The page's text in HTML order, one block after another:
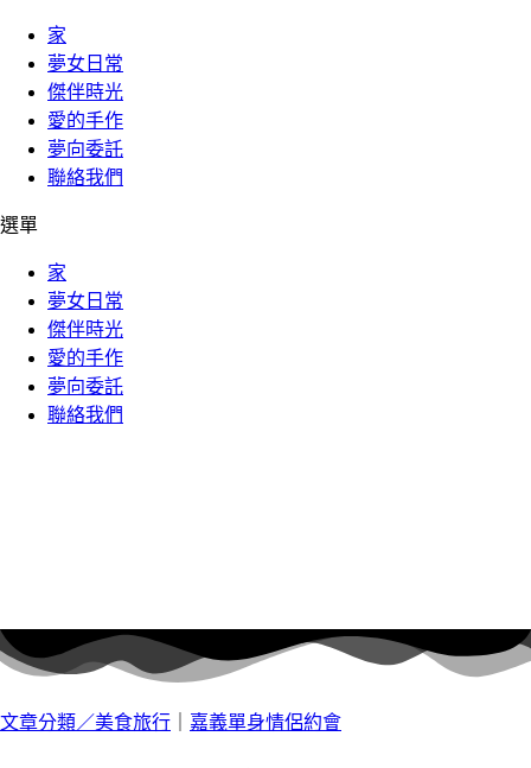
家
夢女日常
傑伴時光
愛的手作
夢向委託
聯絡我們
選單
家
夢女日常
傑伴時光
愛的手作
夢向委託
聯絡我們
文章分類／美食旅行 嘉義單身情侶約會